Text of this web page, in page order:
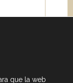
que la web